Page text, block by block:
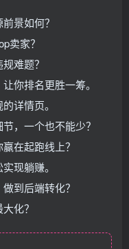
景如何？
卖家？
难题？
你排名更胜一筹。
详情页。
，一个也不能少？
在起跑线上？
现躺赚。
到后端转化？
化？